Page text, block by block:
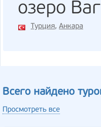
озеро Ваг
Турция, Анкара
Всего найдено
Просмотреть все